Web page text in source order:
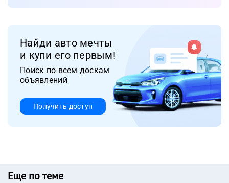
Найди авто мечты
и купи его первым!
Поиск по всем доскам
объявлений
Получить доступ
Еще по теме